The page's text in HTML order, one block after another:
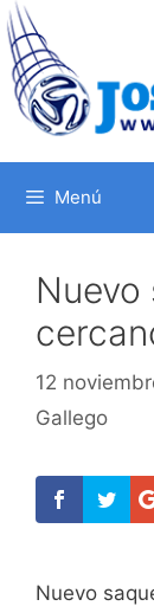
Saltar
al
contenido
Menú
Nuevo
12
Gallego
Nuevo